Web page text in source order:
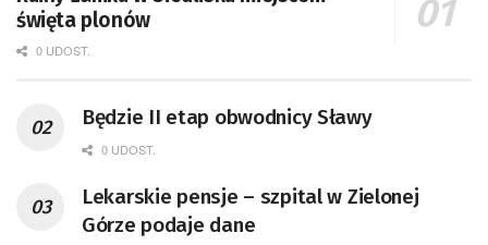
święta plonów
0 UDOST.
Będzie II etap obwodnicy Sławy
0 UDOST.
Lekarskie pensje – szpital w Zielonej
Górze podaje dane